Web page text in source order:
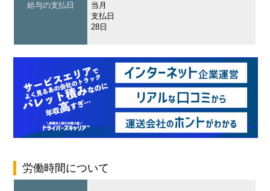
給与の支払日
当月
支払日
28日
労働時間について